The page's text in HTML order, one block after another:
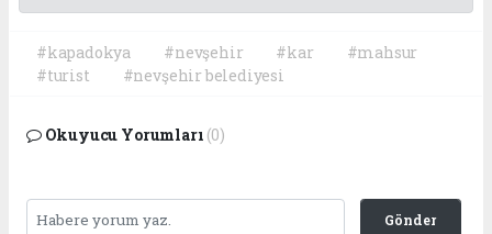
#kapadokya #nevşehir #kar
#mahsur
#turist
#nevşehir belediyesi
Okuyucu Yorumları (0)
Gönder